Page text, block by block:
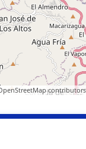
contributors